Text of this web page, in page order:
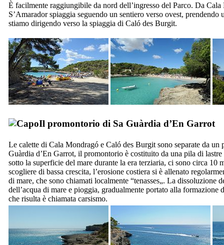
È facilmente raggiungibile da nord dell’ingresso del Parco. Da Cala
S’Amaradorspiaggia seguendo un sentiero verso ovest, prendendo
stiamo dirigendo verso la spiaggia di Caló des Burgit.
Il promontorio di Sa Guàrdia d’En Garrot
Le calette di Cala Mondragó e Caló des Burgit sono separate da
Guàrdia d’En Garrot, il promontorio è costituito da una pila di
sotto la superficie del mare durante la era terziaria, ci sono circa 10
scogliere di bassa crescita, l’erosione costiera si è allenato
di mare, che sono chiamati localmente “tenasses„. La dissoluzione
dell’acqua di mare e pioggia, gradualmente portato alla
che risulta è chiamata carsismo.